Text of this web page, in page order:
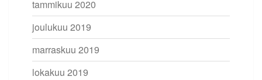
tammikuu 2020
joulukuu 2019
marraskuu 2019
lokakuu 2019